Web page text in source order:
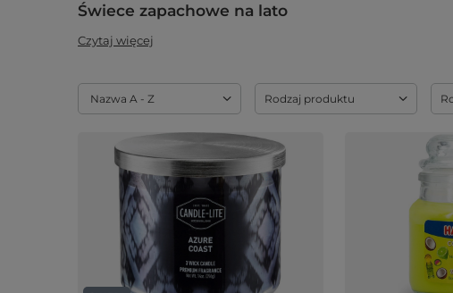
Świece zapachowe na lato
Czytaj więcej
Zmień sortowanie
Nazwa A - Z Rodzaj produktu